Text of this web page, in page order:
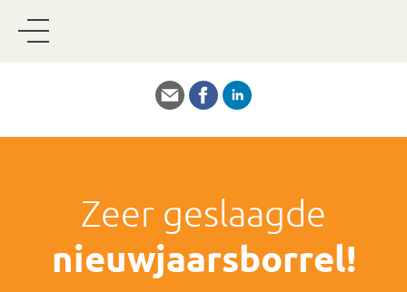
Zeer geslaagde
nieuwjaarsborrel!